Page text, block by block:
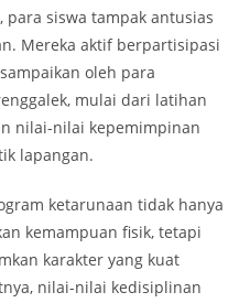
para siswa tampak antusias
Mereka aktif berpartisipasi
oleh para
mulai dari latihan
nilai-nilai kepemimpinan
lapangan.
ketarunaan tidak hanya
kemampuan fisik, tetapi
karakter yang kuat
nilai-nilai kedisiplinan